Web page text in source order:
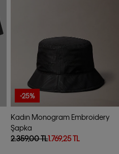
-25%
Kadın Monogram Embroidery
Şapka
2.359,00 TL1.769,25 TL